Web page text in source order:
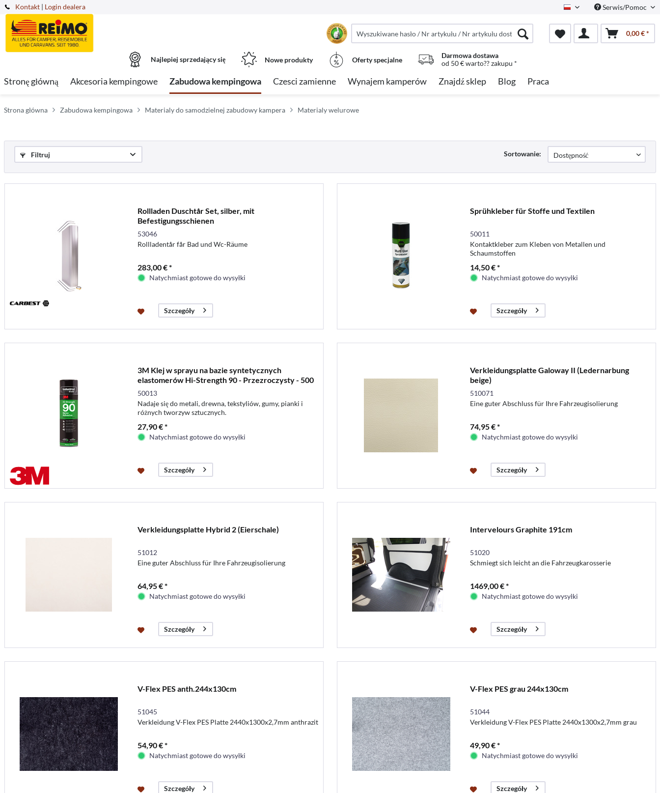
Kontakt Polish Serwis/Pomoc
| Login dealera
0,00 € *
Najlepiej sprzedający się Nowe produkty Oferty specjalne
Darmowa dostawa
od 50 € warto?? zakupu *
Stronę główną Akcesoria kempingowe Zabudowa kempingowa Czesci zamienne Wynajem kamperów Znajdź sklep Blog Praca
Strona główna Zabudowa kempingowa Materialy do samodzielnej zabudowy kampera Materialy welurowe
Filtruj Sortowanie:
Rollladen Duschtår Set, silber, mit
Befestigungsschienen
53046
Rollladentår får Bad und Wc-Räume
283,00 € *
Natychmiast gotowe do wysyłki
Szczegóły
Sprühkleber für Stoffe und Textilen
50011
Kontaktkleber zum Kleben von Metallen und
Schaumstoffen
14,50 € *
Natychmiast gotowe do wysyłki
Szczegóły
3M Klej w sprayu na bazie syntetycznych
elastomerów Hi-Strength 90 - Przezroczysty - 500
ml
50013
Nadaje się do metali, drewna, tekstyliów, gumy, pianki i
różnych tworzyw sztucznych.
27,90 € *
Natychmiast gotowe do wysyłki
Szczegóły
Verkleidungsplatte Galoway II (Ledernarbung
beige)
510071
Eine guter Abschluss für Ihre Fahrzeugisolierung
74,95 € *
Natychmiast gotowe do wysyłki
Szczegóły
Verkleidungsplatte Hybrid 2 (Eierschale)
51012
Eine guter Abschluss für Ihre Fahrzeugisolierung
64,95 € *
Natychmiast gotowe do wysyłki
Szczegóły
Intervelours Graphite 191cm
51020
Schmiegt sich leicht an die Fahrzeugkarosserie
1469,00 € *
Natychmiast gotowe do wysyłki
Szczegóły
V-Flex PES anth.244x130cm
51045
Verkleidung V-Flex PES Platte 2440x1300x2,7mm anthrazit
54,90 € *
Natychmiast gotowe do wysyłki
Szczegóły
V-Flex PES grau 244x130cm
51044
Verkleidung V-Flex PES Platte 2440x1300x2,7mm grau
49,90 € *
Natychmiast gotowe do wysyłki
Szczegóły